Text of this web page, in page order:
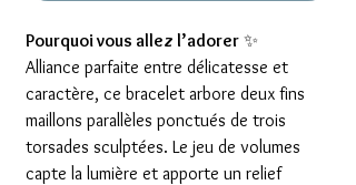
Pourquoi vous allez l’adorer ✨
Alliance parfaite entre délicatesse et
caractère, ce bracelet arbore deux fins
maillons parallèles ponctués de trois
torsades sculptées. Le jeu de volumes
capte la lumière et apporte un relief